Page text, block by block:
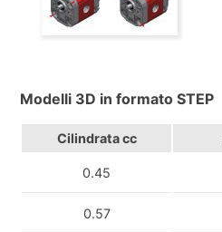
Modelli 3D in formato STEP
Cilindratacc
0.45
0.57